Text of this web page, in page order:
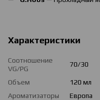
Характеристики
Соотношение
VG/PG
70/30
Объем
120 мл
Ароматизаторы
Европа